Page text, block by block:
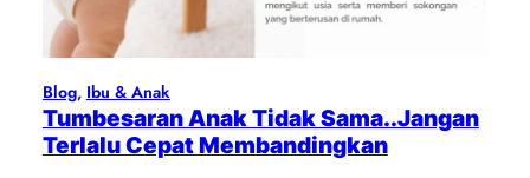
Blog, Ibu & Anak
Tumbesaran Anak Tidak Sama..Jangan
Terlalu Cepat Membandingkan